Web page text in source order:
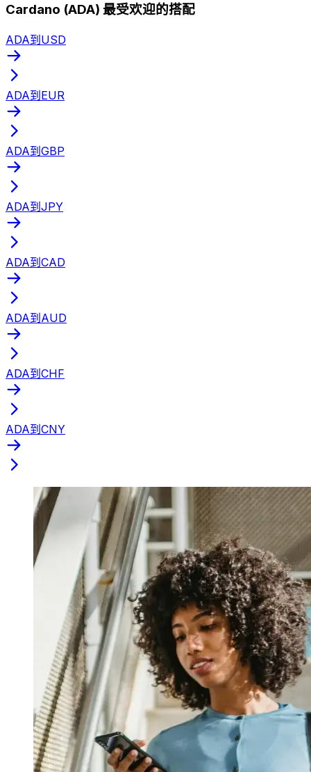
Cardano (ADA) 最受欢迎的搭配
ADA到USD
ADA到EUR
ADA到GBP
ADA到JPY
ADA到CAD
ADA到AUD
ADA到CHF
ADA到CNY